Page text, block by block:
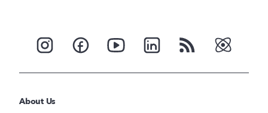
About Us